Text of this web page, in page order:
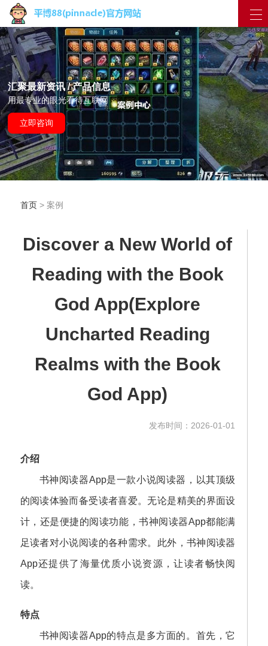
汇聚最新资讯 / 产品信息
用最专业的眼光看待互联网
立即咨询
首页> 案例
Discover a New World of
Reading with the Book
God App(Explore
Uncharted Reading
Realms with the Book
God App)
发布时间：2026-01-01
介绍
书神阅读器App是一款小说阅读器，以其顶级
的阅读体验而备受读者喜爱。无论是精美的界面设
计，还是便捷的阅读功能，书神阅读器App都能满
足读者对小说阅读的各种需求。此外，书神阅读器
App还提供了海量优质小说资源，让读者畅快阅
读。
特点
书神阅读器App的特点是多方面的。首先，它